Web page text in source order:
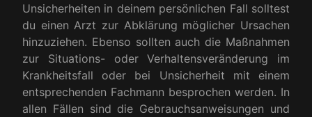
Unsicherheiten in deinem persönlichen Fall solltest
du einen Arzt zur Abklärung möglicher Ursachen
hinzuziehen. Ebenso sollten auch die Maßnahmen
zur Situations- oder Verhaltensveränderung im
Krankheitsfall oder bei Unsicherheit mit einem
entsprechenden Fachmann besprochen werden. In
allen Fällen sind die Gebrauchsanweisungen und